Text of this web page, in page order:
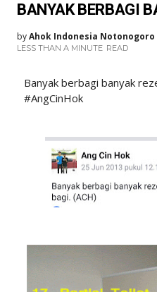
BANYAK BERBAGI
byAhok Indonesia Notonogoro
LESS THAN A MINUTE READ
Banyak berbagi banyak
#AngCinHok